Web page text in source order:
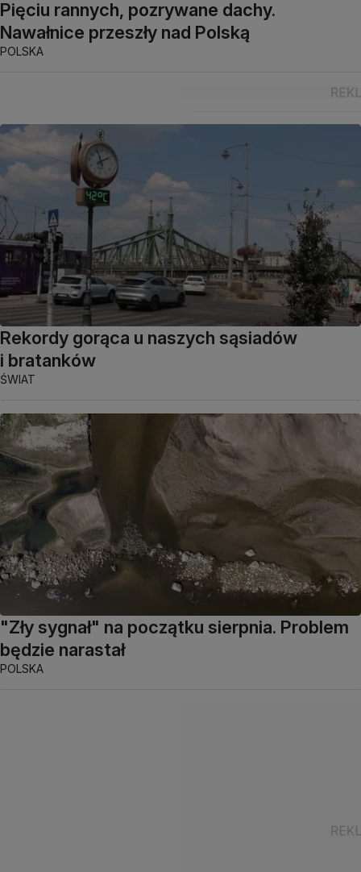
Pięciu rannych, pozrywane dachy.
Nawałnice przeszły nad Polską
POLSKA
Rekordy gorąca u naszych sąsiadów
i bratanków
ŚWIAT
"Zły sygnał" na początku sierpnia. Problem
będzie narastał
POLSKA